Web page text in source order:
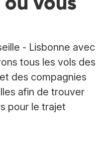
- Lisbonne avec
tous les vols des
des compagnies
afin de trouver
pour le trajet